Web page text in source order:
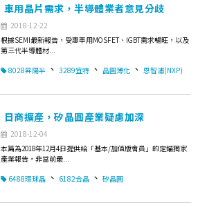
車用晶片需求，半導體業者意見分歧
2018-12-22
根據SEMI最新報告，受惠車用MOSFET、IGBT需求暢旺，以及
第三代半導體材...
8028昇陽半 、 3289宜特 、 晶圓薄化 、 恩智浦(NXP)
日商擴產，矽晶圓產業疑慮加深
2018-12-04
本篇為2018年12月4日提供給「基本/加值版會員」的定錨獨家
產業報告，非當前最...
6488環球晶 、 6182合晶 、 矽晶圓